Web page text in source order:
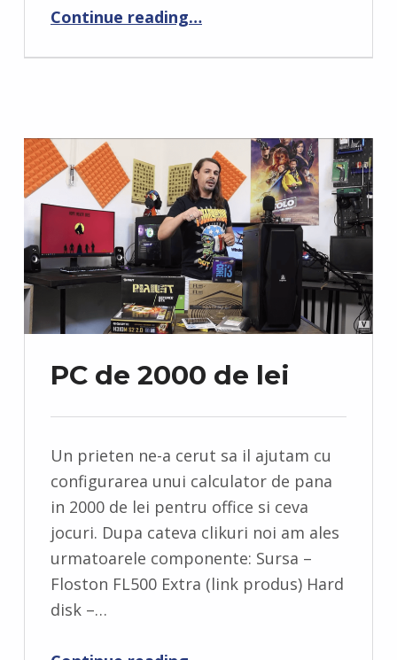
Continue reading“Windows dual boot pe Steam Deck cu un card SD”
…
PC de 2000 de lei
Un prieten ne-a cerut sa il ajutam cu
configurarea unui calculator de pana
in 2000 de lei pentru office si ceva
jocuri. Dupa cateva clikuri noi am ales
urmatoarele componente: Sursa –
Floston FL500 Extra (link produs) Hard
disk –…